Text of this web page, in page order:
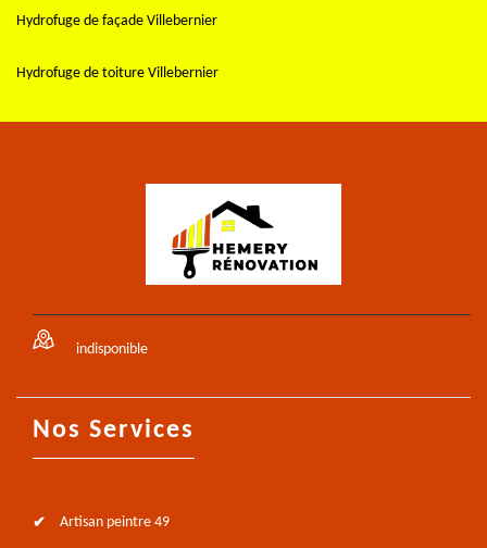
Hydrofuge de façade Villebernier
Hydrofuge de toiture Villebernier
indisponible
Nos Services
Artisan peintre 49